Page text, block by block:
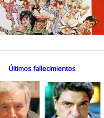
Últimos fallecimientos